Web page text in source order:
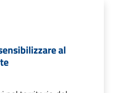
al